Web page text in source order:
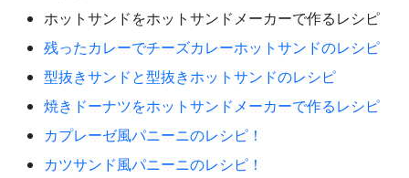
ホットサンドをホットサンドメーカーで作るレシピ
残ったカレーでチーズカレーホットサンドのレシピ
型抜きサンドと型抜きホットサンドのレシピ
焼きドーナツをホットサンドメーカーで作るレシピ
カプレーゼ風パニーニのレシピ！
カツサンド風パニーニのレシピ！